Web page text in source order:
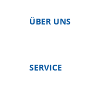
ÜBER UNS
SERVICE